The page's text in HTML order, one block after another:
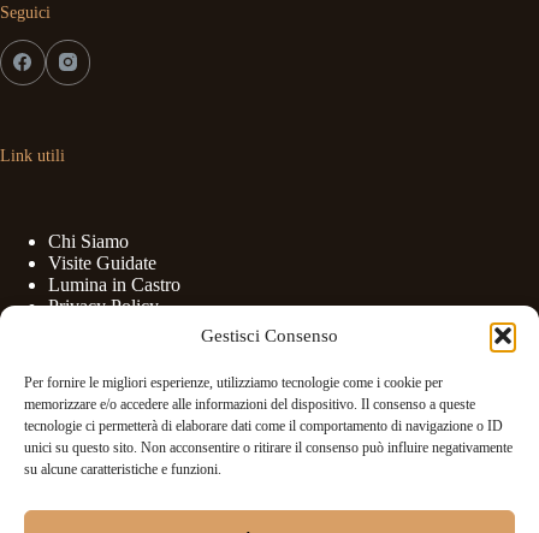
Gestisci Consenso
Per fornire le migliori esperienze, utilizziamo tecnologie come i cookie per
memorizzare e/o accedere alle informazioni del dispositivo. Il consenso a queste
tecnologie ci permetterà di elaborare dati come il comportamento di navigazione o ID
unici su questo sito. Non acconsentire o ritirare il consenso può influire negativamente
su alcune caratteristiche e funzioni.
Seguici
Link utili
Chi Siamo
Visite Guidate
Lumina in Castro
Privacy Policy
Contatti